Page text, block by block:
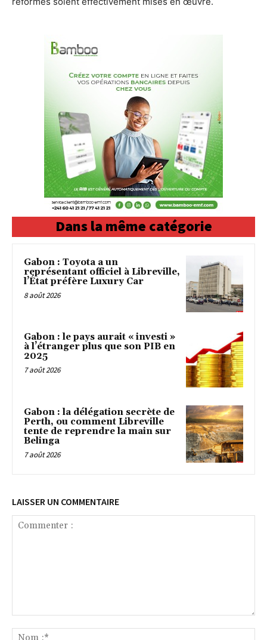
Dans la même catégorie
Gabon : Toyota a un
représentant officiel à Libreville,
l’État préfère Luxury Car
8 août 2026
Gabon : le pays aurait « investi »
à l’étranger plus que son PIB en
2025
7 août 2026
Gabon : la délégation secrète de
Perth, ou comment Libreville
tente de reprendre la main sur
Belinga
7 août 2026
LAISSER UN COMMENTAIRE